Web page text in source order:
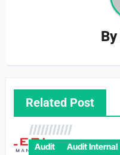
By
Related Post
Audit Audit Internal